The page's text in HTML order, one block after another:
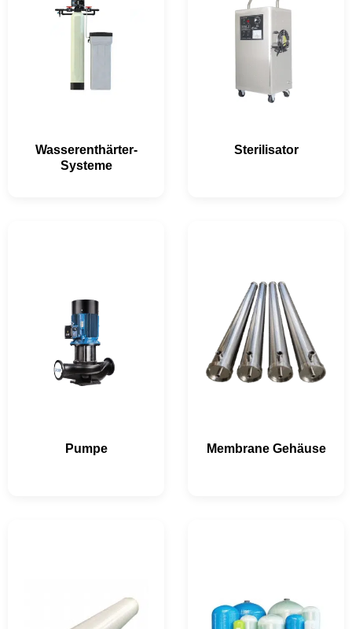
Wasserenthärter-
Systeme
Sterilisator
Pumpe Membrane Gehäuse